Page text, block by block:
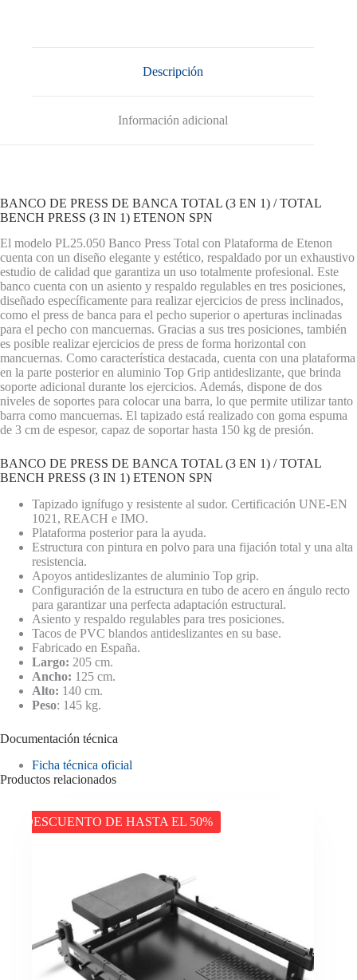
Descripción
Información adicional
BANCO DE PRESS DE BANCA TOTAL (3 EN 1) / TOTAL
BENCH PRESS (3 IN 1) ETENON SPN
El modelo PL25.050 Banco Press Total con Plataforma de Etenon
cuenta con un diseño elegante y estético, respaldado por un exhaustivo
estudio de calidad que garantiza un uso totalmente profesional. Este
banco cuenta con un asiento y respaldo regulables en tres posiciones,
diseñado específicamente para realizar ejercicios de press inclinados,
como el press de banca para el pecho superior o aperturas inclinadas
para el pecho con mancuernas. Gracias a sus tres posiciones, también
es posible realizar ejercicios de press de forma horizontal con
mancuernas. Como característica destacada, cuenta con una plataforma
en la parte posterior en aluminio Top Grip antideslizante, que brinda
soporte adicional durante los ejercicios. Además, dispone de dos
niveles de soportes para colocar una barra, lo que permite utilizar tanto
barra como mancuernas. El tapizado está realizado con goma espuma
de 3 cm de espesor, capaz de soportar hasta 150 kg de presión.
BANCO DE PRESS DE BANCA TOTAL (3 EN 1) / TOTAL
BENCH PRESS (3 IN 1) ETENON SPN
Tapizado ignífugo y resistente al sudor. Certificación UNE-EN
1021, REACH e IMO.
Plataforma posterior para la ayuda.
Estructura con pintura en polvo para una fijación total y una alta
resistencia.
Apoyos antideslizantes de aluminio Top grip.
Configuración de la estructura en tubo de acero en ángulo recto
para garantizar una perfecta adaptación estructural.
Asiento y respaldo regulables para tres posiciones.
Tacos de PVC blandos antideslizantes en su base.
Fabricado en España.
Largo: 205 cm.
Ancho: 125 cm.
Alto: 140 cm.
Peso: 145 kg.
Documentación técnica
Ficha técnica oficial
Productos relacionados
DESCUENTO DE HASTA EL 50%